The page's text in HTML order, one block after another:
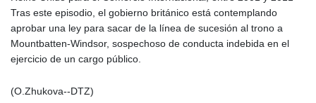
Tras este episodio, el gobierno británico está contemplando
aprobar una ley para sacar de la línea de sucesión al trono a
Mountbatten-Windsor, sospechoso de conducta indebida en el
ejercicio de un cargo público.
(O.Zhukova--DTZ)